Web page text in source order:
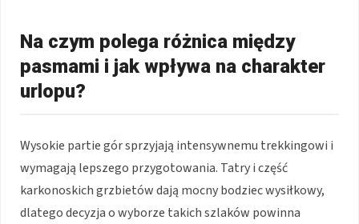
Na czym polega różnica między
pasmami i jak wpływa na charakter
urlopu?
Wysokie partie gór sprzyjają intensywnemu trekkingowi i
wymagają lepszego przygotowania. Tatry i część
karkonoskich grzbietów dają mocny bodziec wysiłkowy,
dlatego decyzja o wyborze takich szlaków powinna